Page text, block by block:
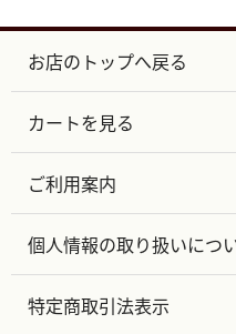
お店のトップへ戻る
カートを見る
ご利用案内
個人情報の取り扱いにつ
特定商取引法表示